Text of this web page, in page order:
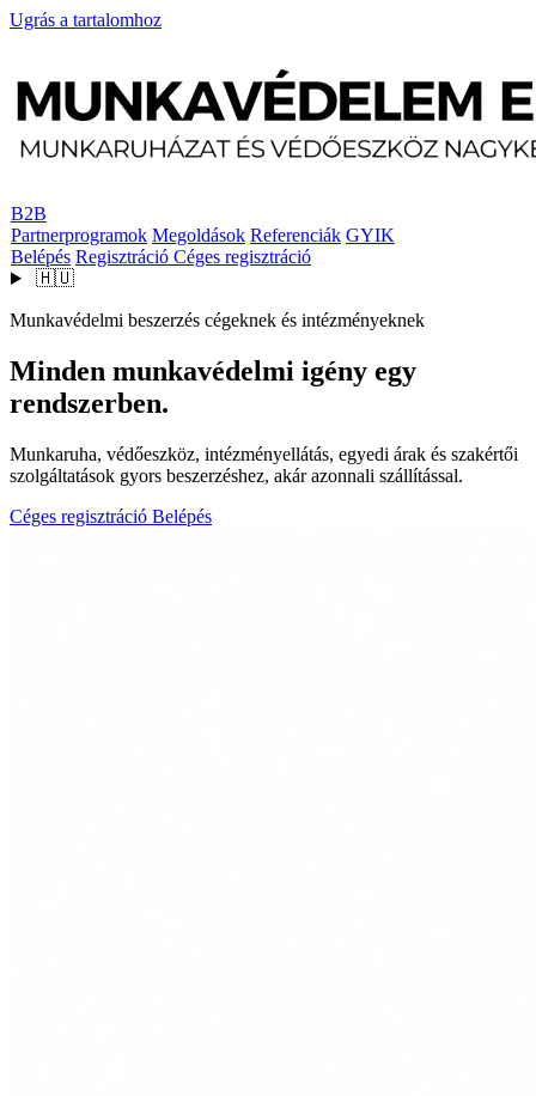
Ugrás a tartalomhoz
B2B
Partnerprogramok Megoldások Referenciák GYIK
Belépés Regisztráció Céges regisztráció
🇭🇺
Munkavédelmi beszerzés cégeknek és intézményeknek
Minden munkavédelmi igény egy
rendszerben.
Munkaruha, védőeszköz, intézményellátás, egyedi árak és szakértői
szolgáltatások gyors beszerzéshez, akár azonnali szállítással.
Céges regisztráció Belépés